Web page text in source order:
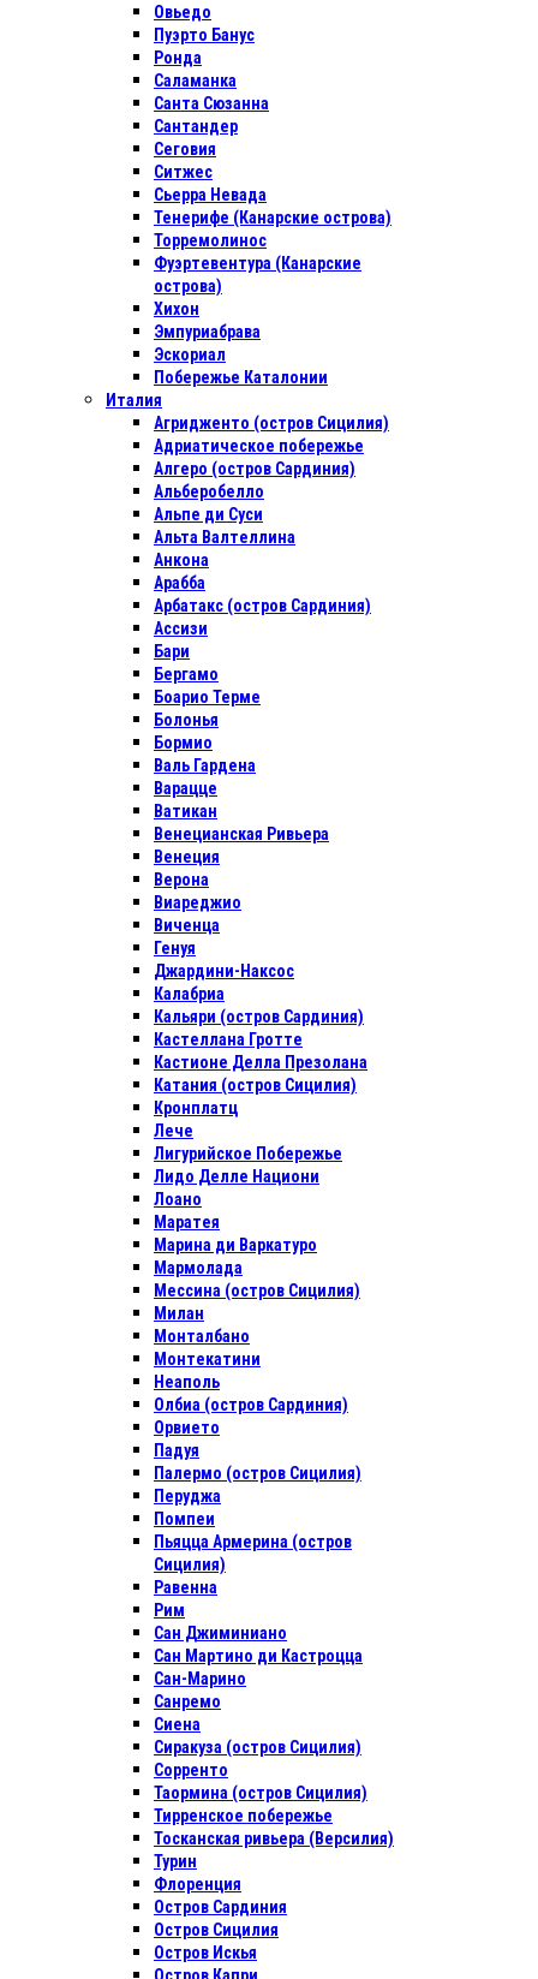
Овьедо
Пуэрто Банус
Ронда
Саламанка
Санта Сюзанна
Сантандер
Сеговия
Ситжес
Сьерра Невада
Тенерифе (Канарские острова)
Торремолинос
Фуэртевентура (Канарские
острова)
Хихон
Эмпуриабрава
Эскориал
Побережье Каталонии
Италия
Агридженто (остров Сицилия)
Адриатическое побережье
Алгеро (остров Сардиния)
Альберобелло
Альпе ди Суси
Альта Валтеллина
Анкона
Арабба
Арбатакс (остров Сардиния)
Ассизи
Бари
Бергамо
Боарио Терме
Болонья
Бормио
Валь Гардена
Варацце
Ватикан
Венецианская Ривьера
Венеция
Верона
Виареджио
Виченца
Генуя
Джардини-Наксос
Калабриа
Кальяри (остров Сардиния)
Кастеллана Гротте
Кастионе Делла Презолана
Катания (остров Сицилия)
Кронплатц
Лече
Лигурийское Побережье
Лидо Делле Национи
Лоано
Маратея
Марина ди Варкатуро
Мармолада
Мессина (остров Сицилия)
Милан
Монталбано
Монтекатини
Неаполь
Олбиа (остров Сардиния)
Орвието
Падуя
Палермо (остров Сицилия)
Перуджа
Помпеи
Пьяцца Армерина (остров
Сицилия)
Равенна
Рим
Сан Джиминиано
Сан Мартино ди Кастроцца
Сан-Марино
Санремо
Сиена
Сиракуза (остров Сицилия)
Сорренто
Таормина (остров Сицилия)
Тирренское побережье
Тосканская ривьера (Версилия)
Турин
Флоренция
Остров Сардиния
Остров Сицилия
Остров Искья